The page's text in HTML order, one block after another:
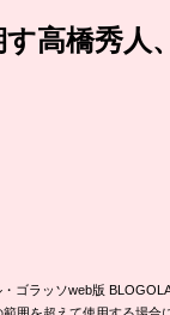
高橋秀人
ゴラッソweb版